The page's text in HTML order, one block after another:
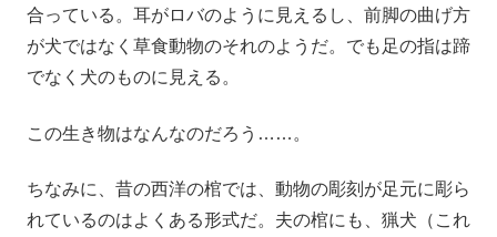
合っている。耳がロバのように見えるし、前脚の曲げ方
が犬ではなく草食動物のそれのようだ。でも足の指は蹄
でなく犬のものに見える。
この生き物はなんなのだろう……。
ちなみに、昔の西洋の棺では、動物の彫刻が足元に彫ら
れているのはよくある形式だ。夫の棺にも、猟犬（これ